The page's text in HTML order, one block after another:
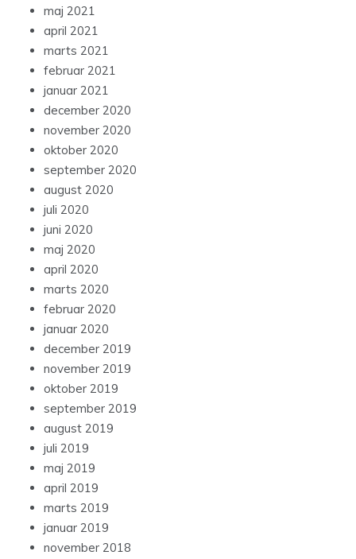
maj 2021
april 2021
marts 2021
februar 2021
januar 2021
december 2020
november 2020
oktober 2020
september 2020
august 2020
juli 2020
juni 2020
maj 2020
april 2020
marts 2020
februar 2020
januar 2020
december 2019
november 2019
oktober 2019
september 2019
august 2019
juli 2019
maj 2019
april 2019
marts 2019
januar 2019
november 2018